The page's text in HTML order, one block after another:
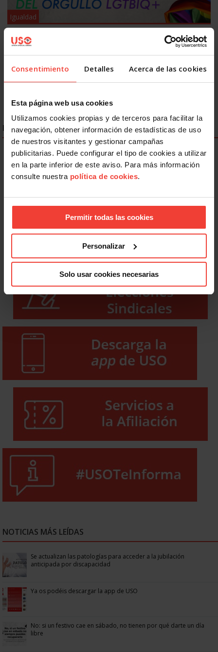
Consentimiento Detalles Acerca de las cookies
Esta página web usa cookies
Utilizamos cookies propias y de terceros para facilitar la
navegación, obtener información de estadísticas de uso
de nuestros visitantes y gestionar campañas
publicitarias. Puede configurar el tipo de cookies a utilizar
en la parte inferior de este aviso. Para más información
consulte nuestra política de cookies.
Permitir todas las cookies
Personalizar
Solo usar cookies necesarias
Igualdad
Discriminación LGTBIQ+: el 77,8% del colectivo oculta su
identidad en el trabajo
ENLACES DESTACADOS
NOTICIAS MÁS LEÍDAS
Se actualizan las patologías para acceder a la jubilación
anticipada por discapacidad
Ya os podéis descargar la app de USO
No: si un festivo cae en sábado, no tienen por qué darte un día
libre